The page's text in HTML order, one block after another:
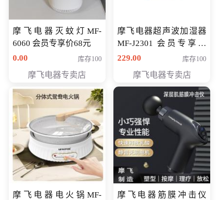
摩飞电器灭蚊灯MF-
6060 会员专享价68元
0.00
库存100
摩飞电器专卖店
摩飞电器超声波加湿器
MF-J2301 会员专享价
168元
229.00 库存100
摩飞电器专卖店
摩飞电器电火锅MF-
摩飞电器筋膜冲击仪